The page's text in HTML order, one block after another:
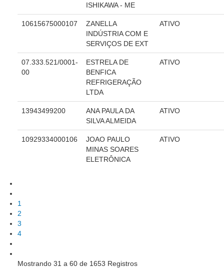
Calendário de Eventos
Calendário de Eventos passados
Calendário das Sessões
Calendário das Correições
Calendário de Suspensão
Calendário da Justiça Itinerante
Certidões
Concursos
Contas abertas em nome dos beneficiários
Diários Eletrônicos
ISHIKAWA - ME
10615675000107
ZANELLA
INDÚSTRIA COM E
SERVIÇOS DE EXT
ATIVO
07.333.521/0001-
00
ESTRELA DE
BENFICA
REFRIGERAÇÃO
LTDA
ATIVO
13943499200
ANA PAULA DA
SILVA ALMEIDA
ATIVO
10929334000106
JOAO PAULO
MINAS SOARES
ELETRÔNICA
ATIVO
1
2
3
4
Mostrando 31 a 60 de 1653 Registros